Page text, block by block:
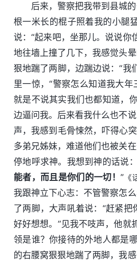
后来，警察把我带到县城
根一米长的棍子照着我的小腿
说：“起来吧，坐那儿。说说你
地往墙上撞了几下，我感觉头
狠地踹了两脚，边踹边说：“我
里一惊，“警察怎么知道我大
就是不说其实我们也都知道，
边逼问我。后来看我什么也不
声，我感到毛骨悚然，吓得心
多弟兄姊妹，难道他们也被关
停地呼求神。我想到神的话说
能者，而且是你们的一切！”
我跟神立下心志：不管警察怎
了两脚，大声吼着说：“赶紧
好好想想。”见我不吱声，他就
领是谁？你接待的外地人都是
的右腰窝狠狠地踹了两脚，我